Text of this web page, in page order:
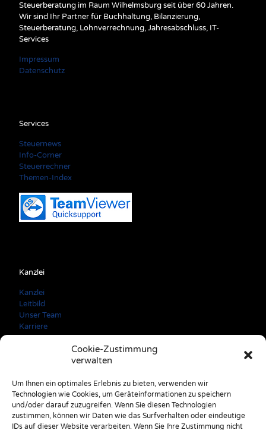
Cookie-Zustimmung
verwalten
Um Ihnen ein optimales Erlebnis zu bieten, verwenden wir
Technologien wie Cookies, um Geräteinformationen zu speichern
und/oder darauf zuzugreifen. Wenn Sie diesen Technologien
zustimmen, können wir Daten wie das Surfverhalten oder eindeutige
IDs auf dieser Website verarbeiten. Wenn Sie Ihre Zustimmung nicht
Steuerberatung im Raum Wilhelmsburg seit über 60 Jahren.
Wir sind Ihr Partner für Buchhaltung, Bilanzierung,
Steuerberatung, Lohnverrechnung, Jahresabschluss, IT-
Services
Impressum
Datenschutz
Services
Steuernews
Info-Corner
Steuerrechner
Themen-Index
Kanzlei
Kanzlei
Leitbild
Unser Team
Karriere
Kontaktdaten
A: 3150 Wilhelmsburg Färbergasse 3
E: office@stulik.at
T: +43 2746 2520